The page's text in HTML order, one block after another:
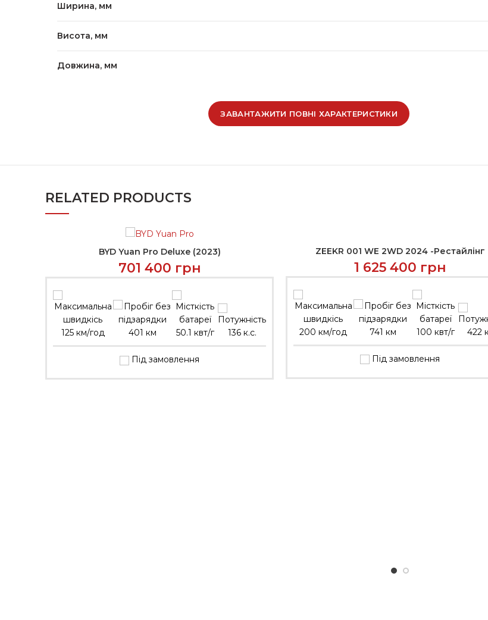
Ширина, мм
Висота, мм
Довжина, мм
ЗАВАНТАЖИТИ ПОВНІ ХАРАКТЕРИСТИКИ
RELATED PRODUCTS
ЗВ’ЯЗАТИСЬ
BYD Yuan Pro Deluxe (2023)
701 400 грн
125 км/год 401 км 50.1 квт/г 136 к.с.
Під замовлення
ЗВ’ЯЗАТИСЬ
ZEEKR 001 WE 2WD 2024 -Рестайлінг
1 625 400 грн
200 км/год 741 км 100 квт/г 422
Під замовлення